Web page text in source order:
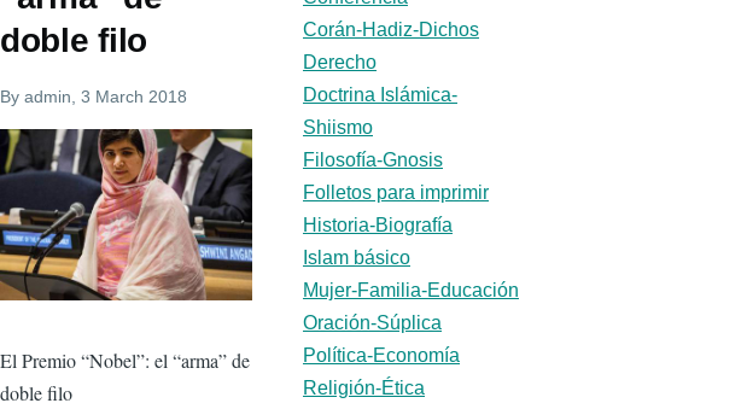
doble filo
By admin , 3 March 2018
El Premio “Nobel”: el “arma” de
doble filo
Corán-Hadiz-Dichos
Derecho
Doctrina Islámica-
Shiismo
Filosofía-Gnosis
Folletos para imprimir
Historia-Biografía
Islam básico
Mujer-Familia-Educación
Oración-Súplica
Política-Economía
Religión-Ética